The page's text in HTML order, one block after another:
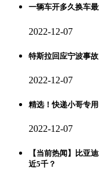
一辆车开多久换车
2022-12-07
特斯拉回应宁波事
2022-12-07
精选！快递小哥专
2022-12-07
【当前热闻】比亚
近5千？